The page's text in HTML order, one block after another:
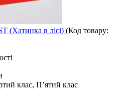
(Хатинка в лісі) (Код товару:
клас, П’ятий клас